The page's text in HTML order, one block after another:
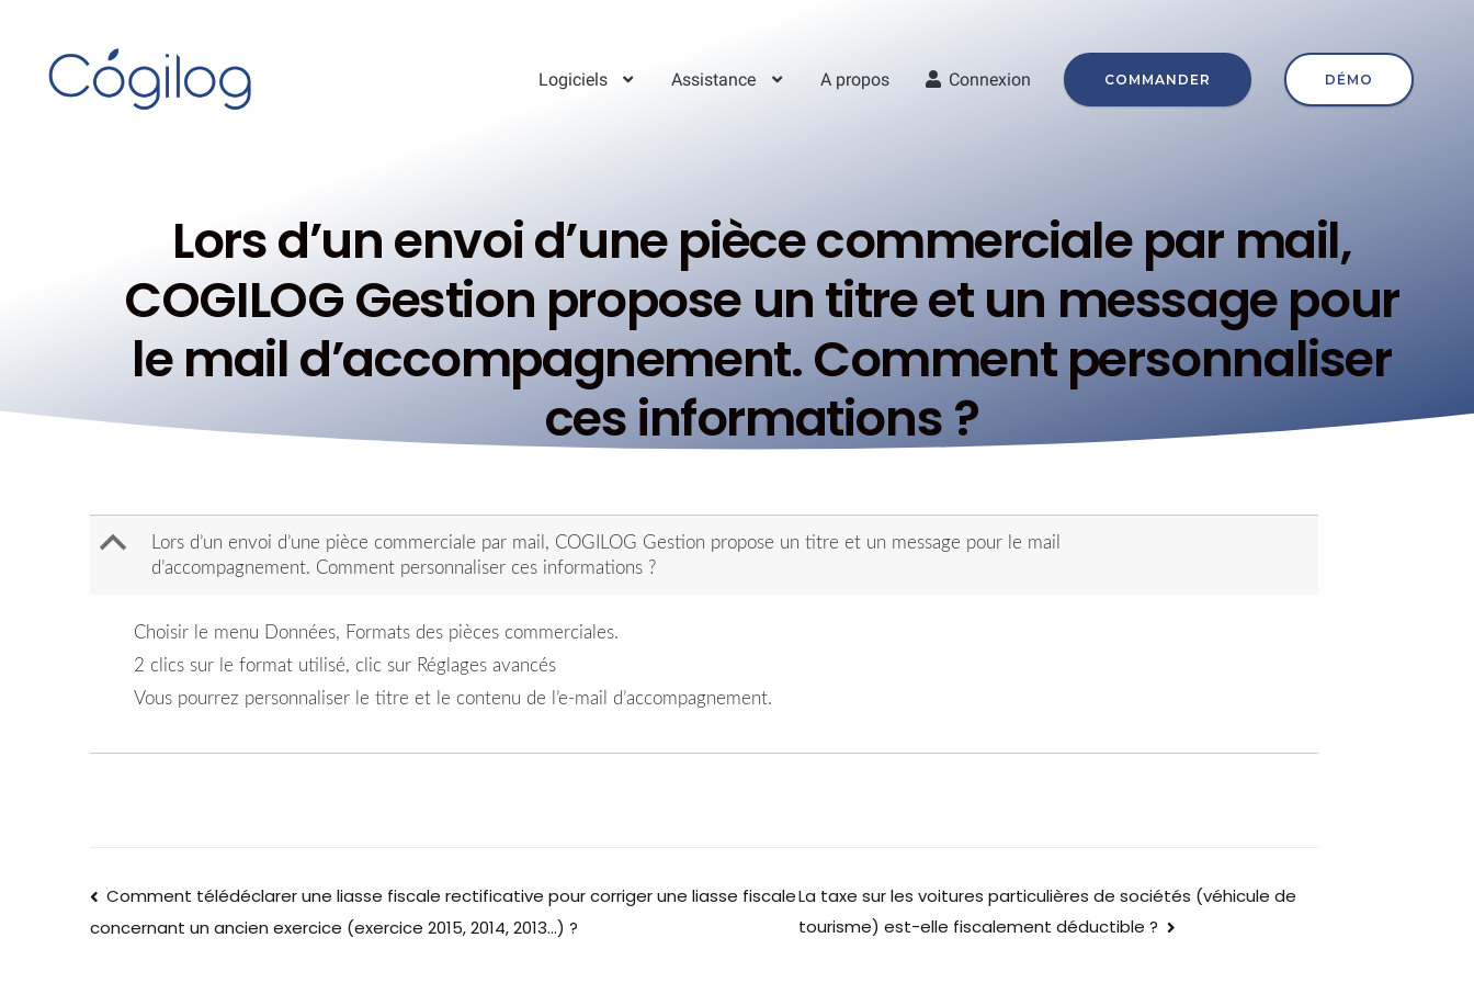
Logiciels Assistance A propos Connexion COMMANDER DÉMO
Lors d’un envoi d’une pièce commerciale par mail,
COGILOG Gestion propose un titre et un message pour
le mail d’accompagnement. Comment personnaliser
ces informations ?
B
Lors d’un envoi d’une pièce commerciale par mail, COGILOG Gestion propose un titre et un message pour le mail
d’accompagnement. Comment personnaliser ces informations ?
Choisir le menu Données, Formats des pièces commerciales.
2 clics sur le format utilisé, clic sur Réglages avancés
Vous pourrez personnaliser le titre et le contenu de l’e-mail d’accompagnement.
Comment télédéclarer une liasse fiscale rectificative pour corriger une liasse fiscale
concernant un ancien exercice (exercice 2015, 2014, 2013…) ?
La taxe sur les voitures particulières de sociétés (véhicule de
tourisme) est-elle fiscalement déductible ?